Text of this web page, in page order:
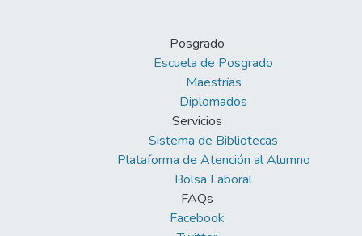
Posgrado
Escuela de Posgrado
Maestrías
Diplomados
Servicios
Sistema de Bibliotecas
Plataforma de Atención al Alumno
Bolsa Laboral
FAQs
Facebook